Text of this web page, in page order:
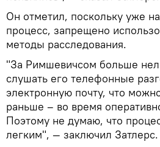
Он отметил, поскольку уже
процесс, запрещено
методы расследования.
"За Римшевичсом больше
слушать его телефонные
электронную почту, что
раньше – во время
Поэтому не думаю, что
легким", — заключил Затлерс.